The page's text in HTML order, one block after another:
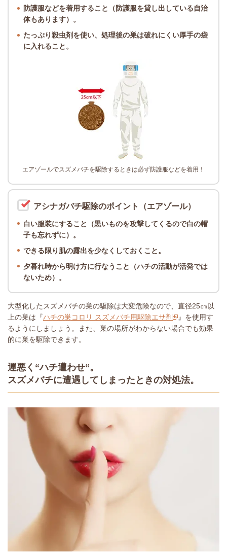
エアゾールでスズメバチを駆除するときは必ず防護服などを着用！
防護服などを着用すること（防護服を貸し出している自治
体もあります）。
たっぷり殺虫剤を使い、処理後の巣は破れにくい厚手の袋
に入れること。
アシナガバチ駆除のポイント（エアゾール）
白い服装にすること（黒いものを攻撃してくるので白の帽
子も忘れずに）。
できる限り肌の露出を少なくしておくこと。
夕暮れ時から明け方に行なうこと（ハチの活動が活発では
ないため）。
大型化したスズメバチの巣の駆除は大変危険なので、直径25㎝以
上の巣は『ハチの巣コロリ スズメバチ用駆除エサ剤
』を使用す
るようにしましょう。また、巣の場所がわからない場合でも効果
的に巣を駆除できます。
運悪く“ハチ遭わせ“。
スズメバチに遭遇してしまったときの対処法。